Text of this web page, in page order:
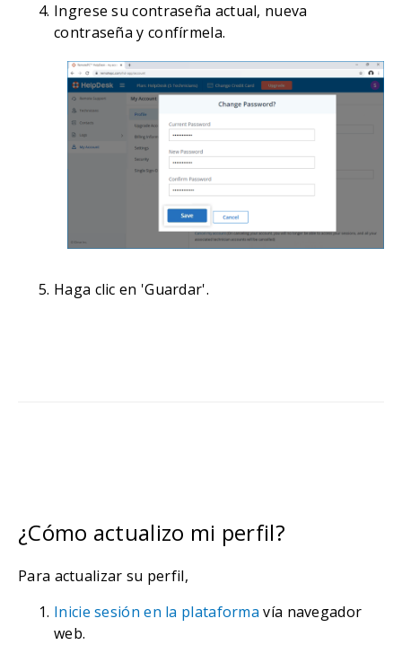
Ingrese su contraseña actual, nueva
contraseña y confírmela.
Haga clic en 'Guardar'.
¿Cómo actualizo mi perfil?
Para actualizar su perfil,
Inicie sesión en la plataformavía navegador
web.